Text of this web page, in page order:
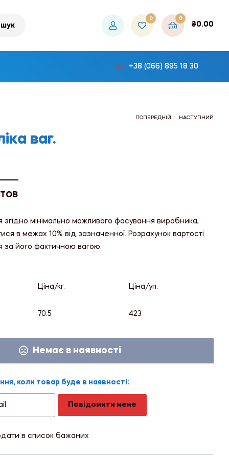
0 0
₴0.00
+38 (066) 895 18 30
ПОПЕРЕДНІЙ НАСТУПНИЙ
ваг.
ТОВ
згідно мінімально можливого фасування виробника,
в межах 10% від зазначенної. Розрахунок вартості
за його фактичною вагою.
Ціна/кг. Ціна/уп.
70.5 423
Немає в наявності
коли товар буде в наявності:
Повідомити мене
в список бажаних